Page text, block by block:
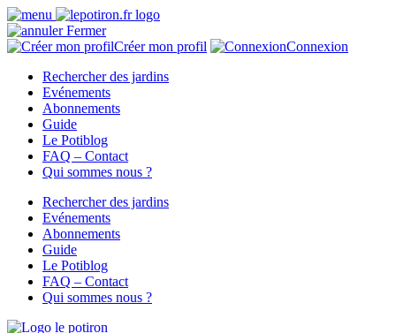
Fermer
Créer mon profil
Connexion
Rechercher des jardins
Evénements
Abonnements
Guide
Le Potiblog
FAQ – Contact
Qui sommes nous ?
Rechercher des jardins
Evénements
Abonnements
Guide
Le Potiblog
FAQ – Contact
Qui sommes nous ?